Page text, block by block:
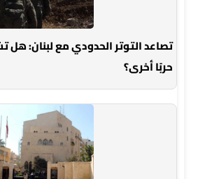
تصاعد التوتر الحدودي مع لبنان: هل
حربًا أخرى؟